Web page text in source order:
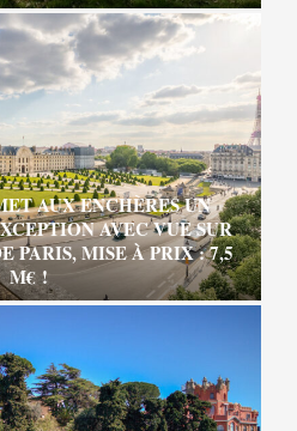
AUX ENCHÈRES UN
AVEC VUE SUR
PARIS, MISE À PRIX : 7,5
M€ !